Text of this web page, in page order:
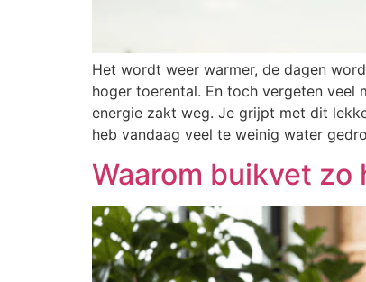
Het wordt weer warmer, de dagen
hoger toerental. En toch vergeten veel
energie zakt weg. Je grijpt met dit
heb vandaag veel te weinig water
Waarom buikvet